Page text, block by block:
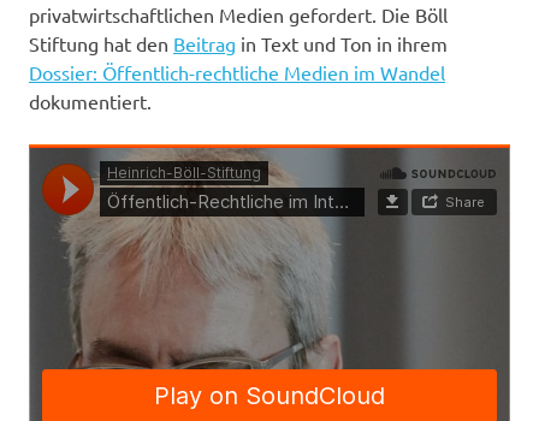
privatwirtschaftlichen Medien gefordert. Die Böll
Stiftung hat den Beitrag in Text und Ton in ihrem
Dossier: Öffentlich-rechtliche Medien im Wandel
dokumentiert.